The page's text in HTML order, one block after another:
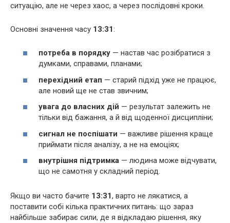
ситуацію, але не через хаос, а через послідовні кроки.
Основні значення часу 13:31:
потреба в порядку — настав час розібратися з
думками, справами, планами;
перехідний етап — старий підхід уже не працює,
але новий ще не став звичним;
увага до власних дій — результат залежить не
тільки від бажання, а й від щоденної дисципліни;
сигнал не поспішати — важливе рішення краще
приймати після аналізу, а не на емоціях;
внутрішня підтримка — людина може відчувати,
що не самотня у складний період.
Якщо ви часто бачите 13:31, варто не лякатися, а
поставити собі кілька практичних питань: що зараз
найбільше забирає сили, де я відкладаю рішення, яку